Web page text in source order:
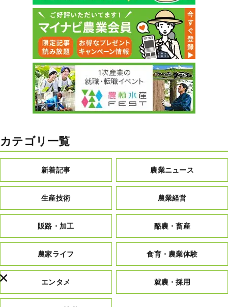
カテゴリ一覧
新着記事 農業ニュース
生産技術 農業経営
販路・加工 酪農・畜産
農家ライフ 食育・農業体験
エンタメ 就農・採用